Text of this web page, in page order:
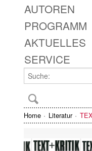
AUTOREN
PROGRAMM
AKTUELLES
SERVICE
Home Literatur